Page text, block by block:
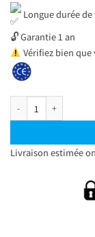
Longue durée de
🔓 Garantie 1 an
Vérifiez bien que
Livraison estimée